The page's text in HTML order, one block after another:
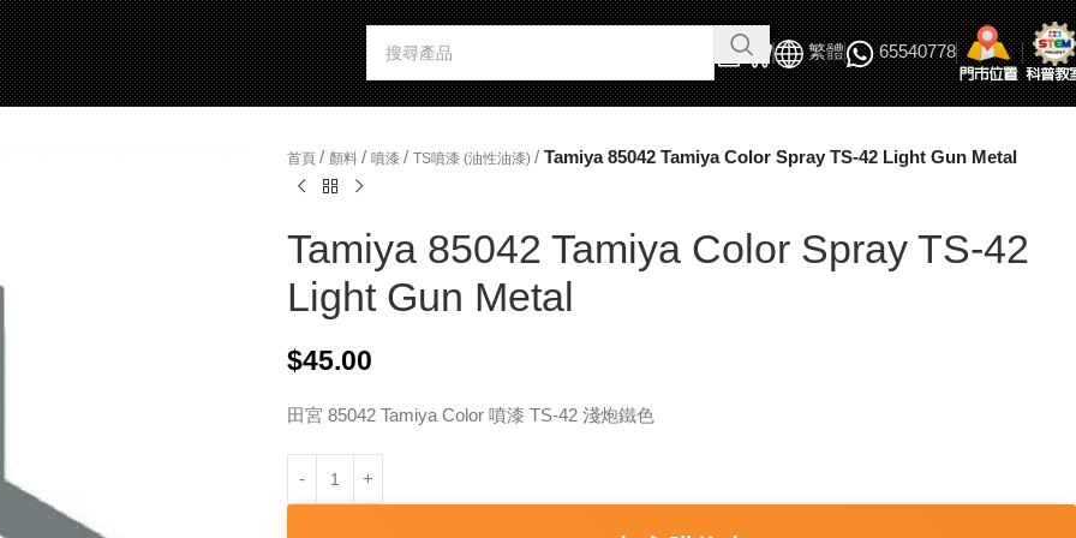
繁體 65540778
首頁 / 顏料 / 噴漆 / TS噴漆 (油性油漆) / Tamiya 85042 Tamiya Color Spray TS-42 Light Gun Metal
Tamiya 85042 Tamiya Color Spray TS-42
Light Gun Metal
$45.00
田宮 85042 Tamiya Color 噴漆 TS-42 淺炮鐵色